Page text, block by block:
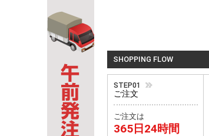
SHOPPING FLOW
STEP01
ご注文
ご注文は
365日24時間